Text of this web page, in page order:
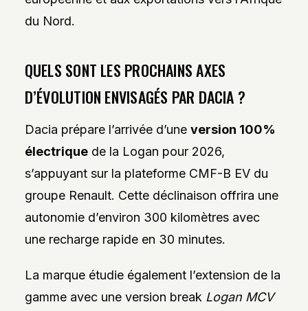
du Nord.
QUELS SONT LES PROCHAINS AXES
D’ÉVOLUTION ENVISAGÉS PAR DACIA ?
Dacia prépare l’arrivée d’une version 100%
électriquede la Logan pour 2026,
s’appuyant sur la plateforme CMF-B EV du
groupe Renault. Cette déclinaison offrira une
autonomie d’environ 300 kilomètres avec
une recharge rapide en 30 minutes.
La marque étudie également l’extension de la
gamme avec une version break Logan MCV